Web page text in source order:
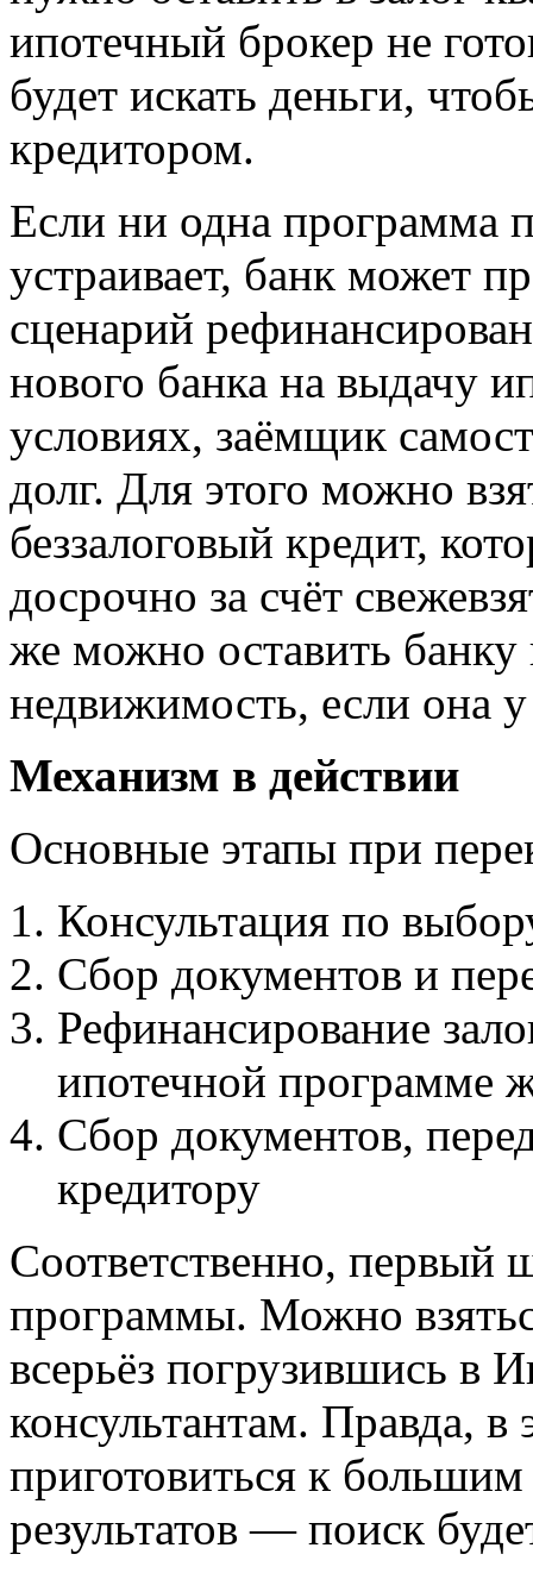
ипотечный брокер не
будет искать деньги,
кредитором.
Если ни одна программа
устраивает, банк может
сценарий
нового банка на выдачу
условиях, заёмщик
долг. Для этого можно
беззалоговый кредит,
досрочно за счёт
же можно оставить
недвижимость, если она
Механизм в действии
Основные этапы при
Консультация по
Сбор документов и
Рефинансирование
ипотечной программе
Сбор документов,
кредитору
Соответственно,
программы. Можно
всерьёз погрузившись в
консультантам. Правда, в
приготовиться к
результатов — поиск